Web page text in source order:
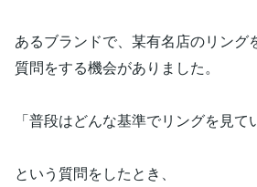
あるブランドで、某有名店のリング
質問をする機会がありました。
「普段はどんな基準でリングを見て
という質問をしたとき、